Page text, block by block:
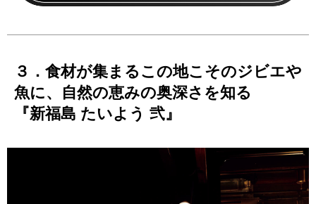
３．食材が集まるこの地こそのジビエや
魚に、自然の恵みの奥深さを知る
『新福島 たいよう 弐』